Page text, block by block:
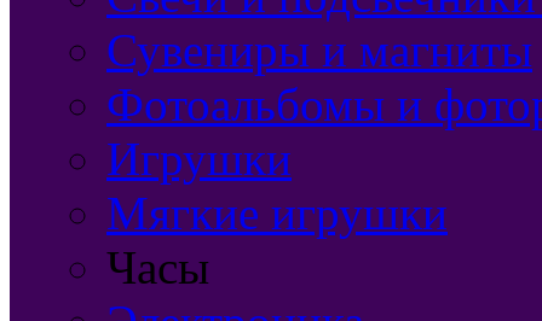
Сувениры и магниты
Фотоальбомы и
Игрушки
Мягкие игрушки
Часы